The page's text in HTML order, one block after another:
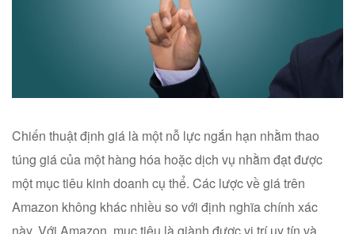
Chiến thuật định giá là một nỗ lực ngắn hạn nhằm thao
túng giá của một hàng hóa hoặc dịch vụ nhằm đạt được
một mục tiêu kinh doanh cụ thể. Các lược về giá trên
Amazon không khác nhiều so với định nghĩa chính xác